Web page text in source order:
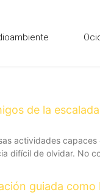
de la
actividades
difícil de olvidar. No
guiada